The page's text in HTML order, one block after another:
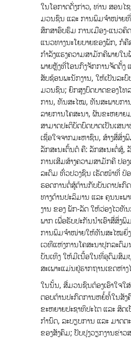
ໃນໂອກາດດັ່ງກ່າວ,​ ທ່ານ ສອນ
ມວນຊົນ ແລະ ການພິມຈຳໜ່າຍທີ່
ສຶກສາອົບຮົມ ການເມືອງ-ແນວຄິ
ແນວທາງນະໂຍບາຍຂອງພັກ, ກໍ
ກຳລັງແຮງຄວາມສາມັກຄີພາຍ
ພາຍຫຼັງທີ່ໂອນກົງຈັກການຈັດຕັ້ງ
ສັບຊ້ອນພະນັກງານ, ໃຫ້ເປັນລະ
ມວນຊົນ; ຍົກສູງບົດບາດຂອງໂທ
ການ, ທັນສະໄໝ, ທັນສະພາບກາ
ລາຍການໂຄສະນາ, ຜັນຂະຫຍາຍ
ສາມາດປະຕິບັດບົດບາດເປັນເສ
ເຊື່ອໃຈຈາກມະຫາຊົນ, ສ້າງສື່ສິ່
ລັກສະນະຕົ້ນຕໍ ຄື: ລັກສະນະຕໍ່ສູ້,
ການເສີມສ້າງຄວາມສາມັກຄີ ປອ
ລະດົມ ທົ່ວປວງຊົນ ເຮັດໜ້າທີ່ ປ້ອ
ຮອດການຕໍ່ສູ້ຕ້ານກັບບັນດາປະກົ
ທາງດ້ານປະລິມານ ແລະ ຄຸນນ
ງານ ຂອງ ພັກ-ລັດ ໃຫ້ວ່ອງໄວທັ
ພາກ ເພື່ອຮັບປະກັນນໍາເອົາສື່ສິ່ງ
ການພິມຈຳໜ່າຍໃຫ້ທັນສະໄໝຍິ່ງ
ເວທີແຫ່ງການໂຄສະນາປຸກລະດົ
ບັນເທິງ ໃຫ້ມີເນື້ອໃນທີ່ອຸດົມສົມ
ສະເພາະແມ່ນຢູ່ຮາກຖານເຂດຫ່າ
ໃນນັ້ນ, ສື່ມວນຊົນຕ້ອງເອົາໃຈໃ
ຕອບຕ້ານປະກົດການຫຍໍ້ທໍ້ໃນສັງ
ຂະຫຍາຍປະຊາທິປະໄຕ ແລະ ສິດ
ກຳນົດ, ລະບຽບການ ແລະ ມາດ
ຂອງສັງຄົມ; ປັບປຸງວຽກງານຂ່າ